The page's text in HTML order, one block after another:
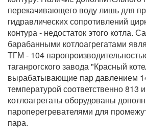
перекачивающего воду лишь для
гидравлических сопротивлений
контура - недостаток этого
барабанными котлоагрегатами
ТГМ - 104
таганрогского завода "Красный
вырабатывающие пар давлением
температурой соответственно 813
котлоагрегаты оборудованы
пароперегревателями для
пара.